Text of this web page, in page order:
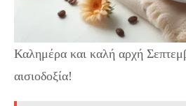
Καλημέρα και καλή αρχή
αισιοδοξία!